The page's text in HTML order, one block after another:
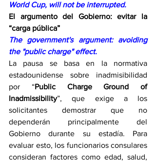
World Cup, will not be interrupted.
El argumento del Gobierno: evitar la
“carga pública”
The government's argument: avoiding
the "public charge" effect.
La pausa se basa en la normativa
estadounidense sobre inadmisibilidad
por “Public Charge Ground of
Inadmissibility”, que exige a los
solicitantes demostrar que no
dependerán principalmente del
Gobierno durante su estadía. Para
evaluar esto, los funcionarios consulares
consideran factores como edad, salud,